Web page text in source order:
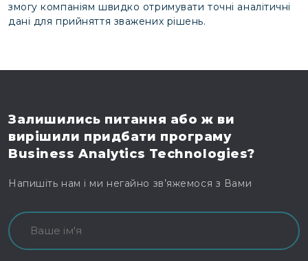
змогу компаніям швидко отримувати точні аналітичні
дані для прийняття зважених рішень.
Залишились питання або ж ви
вирішили придбати програму
Business Analytics Technologies?
Напишіть нам і ми негайно зв’яжемося з Вами